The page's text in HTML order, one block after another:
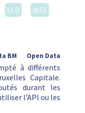
SLD
WFS
Open Data
BM
à différents
Capitale.
durant les
l’API ou les